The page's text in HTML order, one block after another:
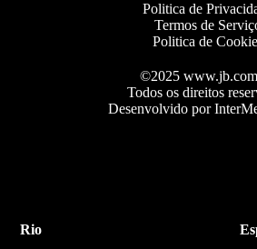
Politica de
Termos de
Politica de
©2025
Todos os direitos
Desenvolvido por
Rio